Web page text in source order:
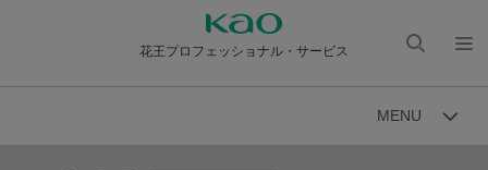
花王プロフェッショナル・サービス
く
MENU